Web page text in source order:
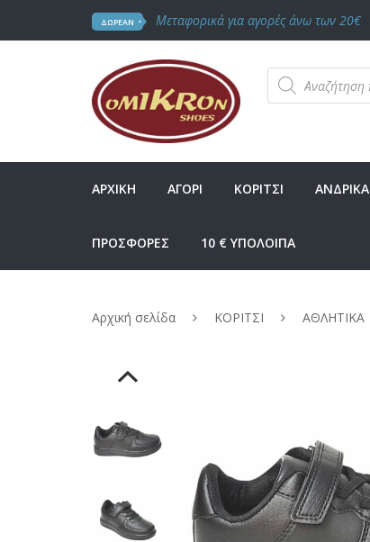
ΔΩΡΕΑΝ Μεταφορικά για αγορές άνω των 20€
Products
search
ΑΡΧΙΚΗ ΑΓΟΡΙ ΚΟΡΙΤΣΙ ΑΝΔΡΙΚΑ
ΠΡΟΣΦΟΡΕΣ 10 € ΥΠΟΛΟΙΠΑ
Αρχική σελίδα ΚΟΡΙΤΣΙ ΑΘΛΗΤΙΚΑ